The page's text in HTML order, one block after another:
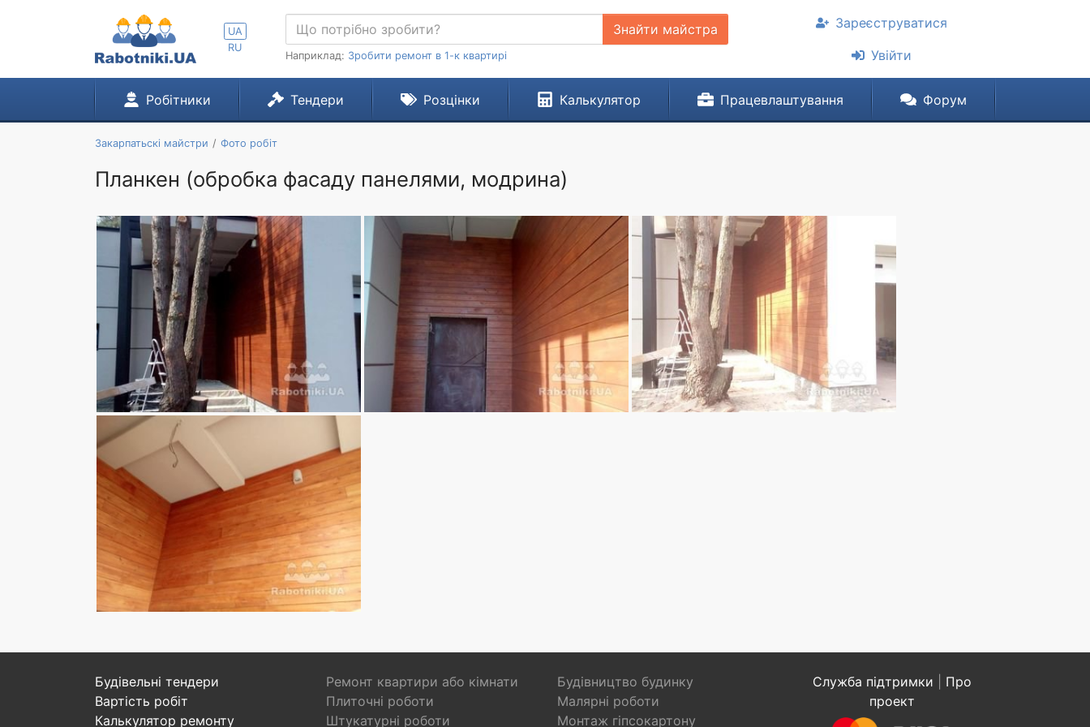
UA
RU
Знайти майстра
Наприклад: Зробити ремонт в 1-к квартирі
Зареєструватися
Увійти
Робітники Тендери Розцінки Калькулятор Працевлаштування Форум
Закарпатьскі майстри Фото робіт
Планкен (обробка фасаду панелями, модрина)
Будівельні тендери
Вартість робіт
Калькулятор ремонту
Ремонт квартири або кімнати
Будівництво будинку
Плиточні роботи
Малярні роботи
Штукатурні роботи
Монтаж гіпсокартону
Служба підтримки
Про
проект